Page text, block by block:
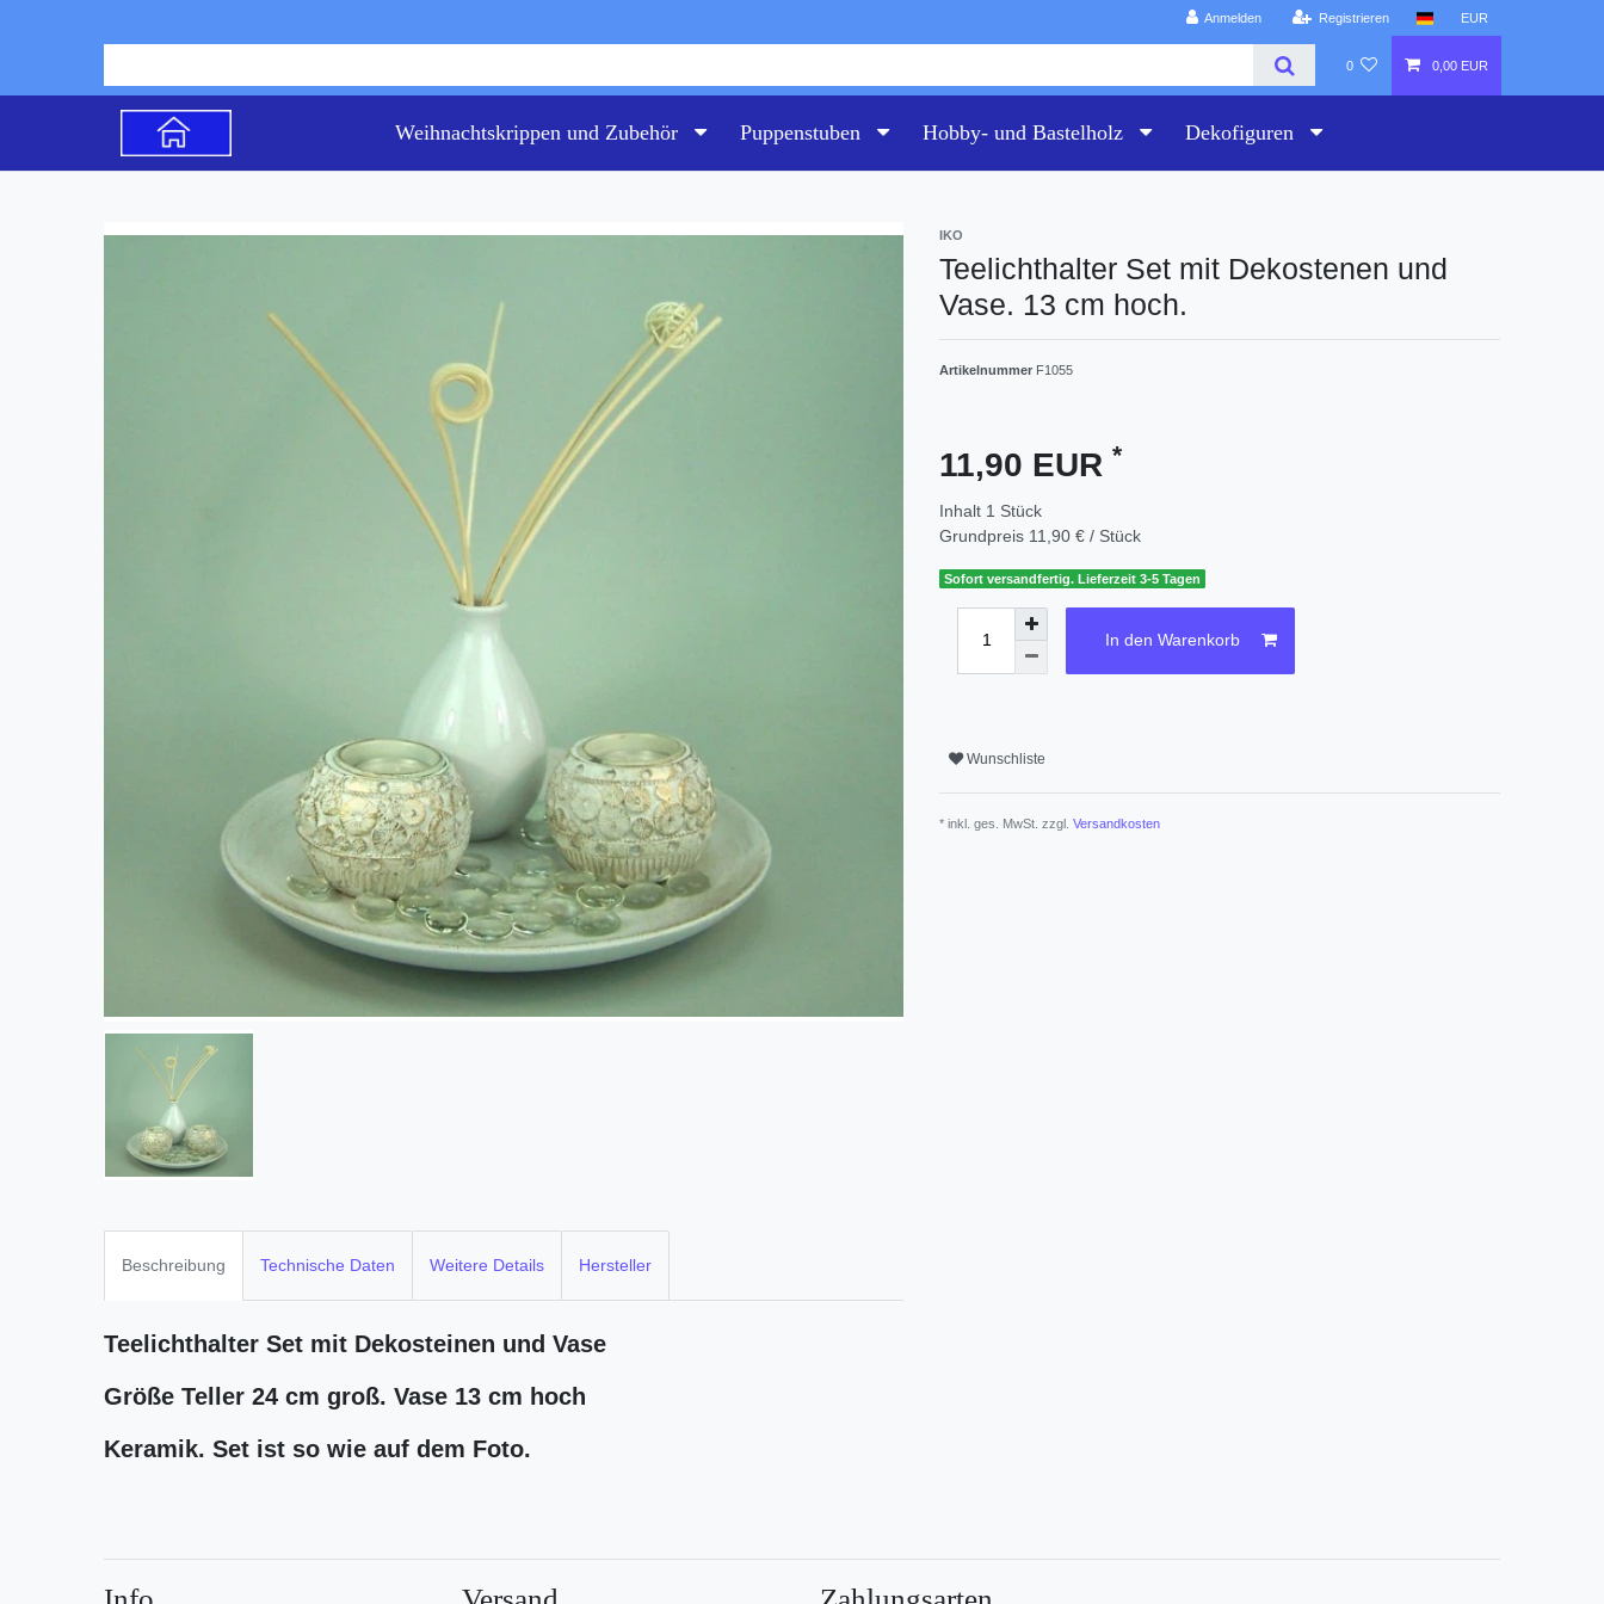
Anmelden Registrieren EUR
0 0,00 EUR
Weihnachtskrippen und Zubehör Puppenstuben Hobby- und Bastelholz Dekofiguren
IKO
Teelichthalter Set mit Dekostenen und
Vase. 13 cm hoch.
Artikelnummer F1055
11,90 EUR *
Inhalt 1 Stück
Grundpreis 11,90 € / Stück
Sofort versandfertig. Lieferzeit 3-5 Tagen
In den Warenkorb
Wunschliste
* inkl. ges. MwSt. zzgl. Versandkosten
Beschreibung Technische Daten Weitere Details Hersteller
Teelichthalter Set mit Dekosteinen und Vase
Größe Teller 24 cm groß. Vase 13 cm hoch
Keramik. Set ist so wie auf dem Foto.